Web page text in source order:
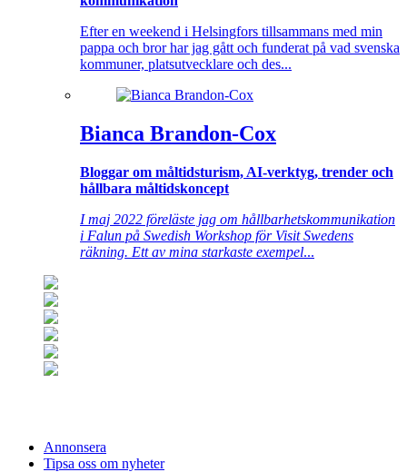
Efter en weekend i Helsingfors tillsammans med min
pappa och bror har jag gått och funderat på vad svenska
kommuner, platsutvecklare och des...
Bianca Brandon-Cox
Bloggar om måltidsturism, AI-verktyg, trender och
hållbara måltidskoncept
I maj 2022 föreläste jag om hållbarhetskommunikation
i Falun på Swedish Workshop för Visit Swedens
räkning. Ett av mina starkaste exempel...
Annonsera
Tipsa oss om nyheter